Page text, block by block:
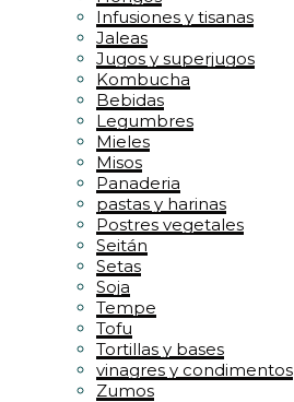
Infusiones y tisanas
Jaleas
Jugos y superjugos
Kombucha
Bebidas
Legumbres
Mieles
Misos
Panaderia
pastas y harinas
Postres vegetales
Seitán
Setas
Soja
Tempe
Tofu
Tortillas y bases
vinagres y condimentos
Zumos